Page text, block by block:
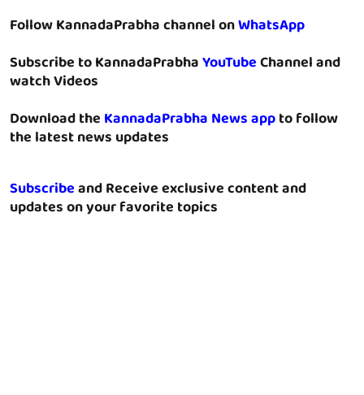
Follow KannadaPrabha channel onWhatsApp
Subscribe to KannadaPrabhaYouTubeChannel and
watch Videos
Download theKannadaPrabha News appto follow
the latest news updates
Subscribeand Receive exclusive content and
updates on your favorite topics